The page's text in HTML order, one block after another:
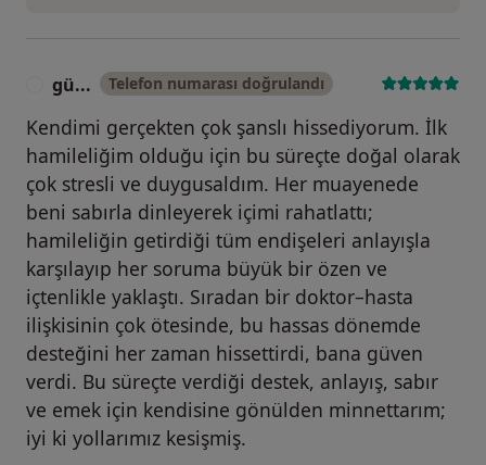
gü... Telefon numarası doğrulandı
Kendimi gerçekten çok şanslı hissediyorum. İlk
hamileliğim olduğu için bu süreçte doğal olarak
çok stresli ve duygusaldım. Her muayenede
beni sabırla dinleyerek içimi rahatlattı;
hamileliğin getirdiği tüm endişeleri anlayışla
karşılayıp her soruma büyük bir özen ve
içtenlikle yaklaştı. Sıradan bir doktor–hasta
ilişkisinin çok ötesinde, bu hassas dönemde
desteğini her zaman hissettirdi, bana güven
verdi. Bu süreçte verdiği destek, anlayış, sabır
ve emek için kendisine gönülden minnettarım;
iyi ki yollarımız kesişmiş.